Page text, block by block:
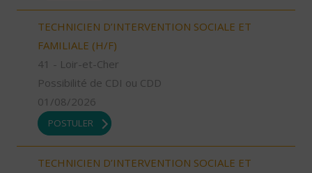
TECHNICIEN D’INTERVENTION SOCIALE ET
FAMILIALE (H/F)
41 - Loir-et-Cher
Possibilité de CDI ou CDD
01/08/2026
POSTULER
TECHNICIEN D’INTERVENTION SOCIALE ET